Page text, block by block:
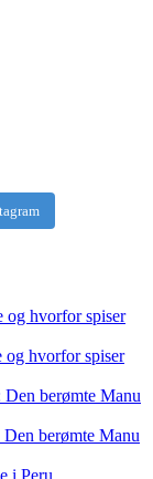
og hvorfor spiser
og hvorfor spiser
berømte Manu
berømte Manu
i Peru